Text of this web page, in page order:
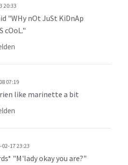
20:33
"WHy nOt JuSt KiDnAp
cOoL."
07:19
like marinette a bit
02-17 23:23
"M'lady okay you are?"